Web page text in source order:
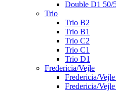
Double D1 50/
Trio
Trio B2
Trio B1
Trio C2
Trio C1
Trio D1
Fredericia/Vejle
Fredericia/
Fredericia/